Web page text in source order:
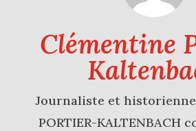
Clémentine
Journaliste et
PORTIER-KALTENBACH